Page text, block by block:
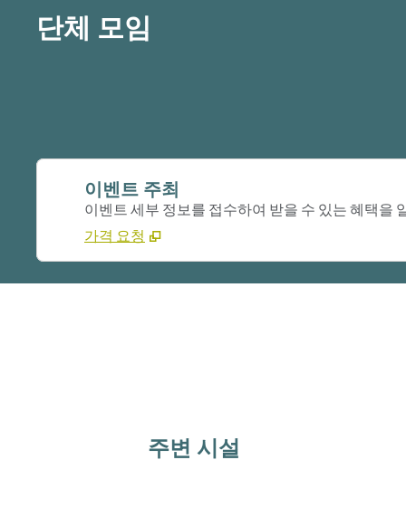
단체 모임
이벤트 주최
이벤트 세부 정보를 접수하여 받을 수 있는 혜택을
가격 요청
주변 시설